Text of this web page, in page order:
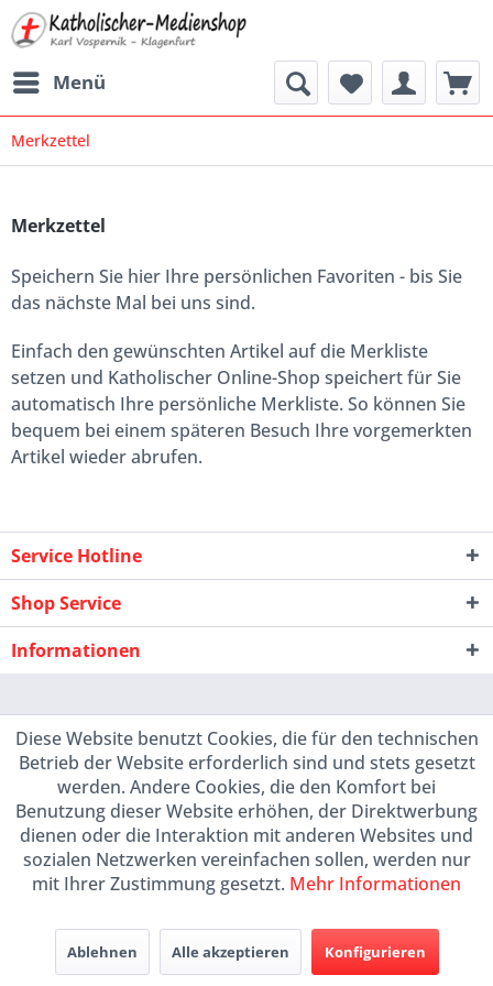
Menü
Merkzettel
Merkzettel
Speichern Sie hier Ihre persönlichen Favoriten - bis Sie
das nächste Mal bei uns sind.
Einfach den gewünschten Artikel auf die Merkliste
setzen und Katholischer Online-Shop speichert für Sie
automatisch Ihre persönliche Merkliste. So können Sie
bequem bei einem späteren Besuch Ihre vorgemerkten
Artikel wieder abrufen.
Service Hotline
Shop Service
Informationen
Diese Website benutzt Cookies, die für den technischen
Betrieb der Website erforderlich sind und stets gesetzt
werden. Andere Cookies, die den Komfort bei
Benutzung dieser Website erhöhen, der Direktwerbung
dienen oder die Interaktion mit anderen Websites und
sozialen Netzwerken vereinfachen sollen, werden nur
mit Ihrer Zustimmung gesetzt. Mehr Informationen
Ablehnen Alle akzeptieren Konfigurieren